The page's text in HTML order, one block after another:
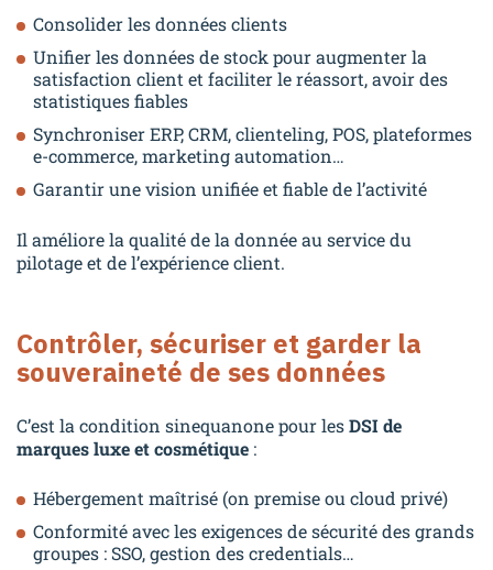
Consolider les données clients
Unifier les données de stock pour augmenter la
satisfaction client et faciliter le réassort, avoir des
statistiques fiables
Synchroniser ERP, CRM, clienteling, POS, plateformes
e-commerce, marketing automation…
Garantir une vision unifiée et fiable de l’activité
Il améliore la qualité de la donnée au service du
pilotage et de l’expérience client.
Contrôler, sécuriser et garder la
souveraineté de ses données
C’est la condition sinequanone pour lesDSI de
marques luxe et cosmétique :
Hébergement maîtrisé (on premise ou cloud privé)
Conformité avec les exigences de sécurité des grands
groupes : SSO, gestion des credentials…